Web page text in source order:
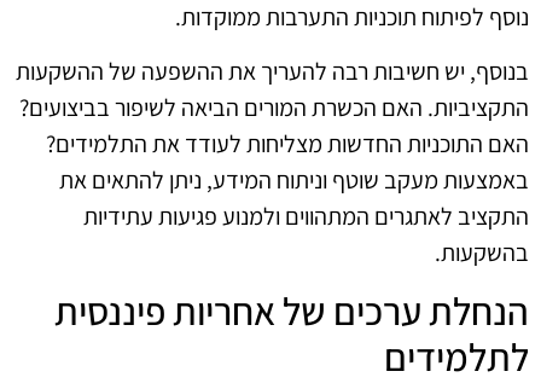
נוסף לפיתוח תוכניות התערבות ממוקדות.
בנוסף, יש חשיבות רבה להעריך את ההשפעה של ההשקעות
התקציביות. האם הכשרת המורים הביאה לשיפור בביצועים?
האם התוכניות החדשות מצליחות לעודד את התלמידים?
באמצעות מעקב שוטף וניתוח המידע, ניתן להתאים את
התקציב לאתגרים המתהווים ולמנוע פגיעות עתידיות
בהשקעות.
הנחלת ערכים של אחריות פיננסית
לתלמידים